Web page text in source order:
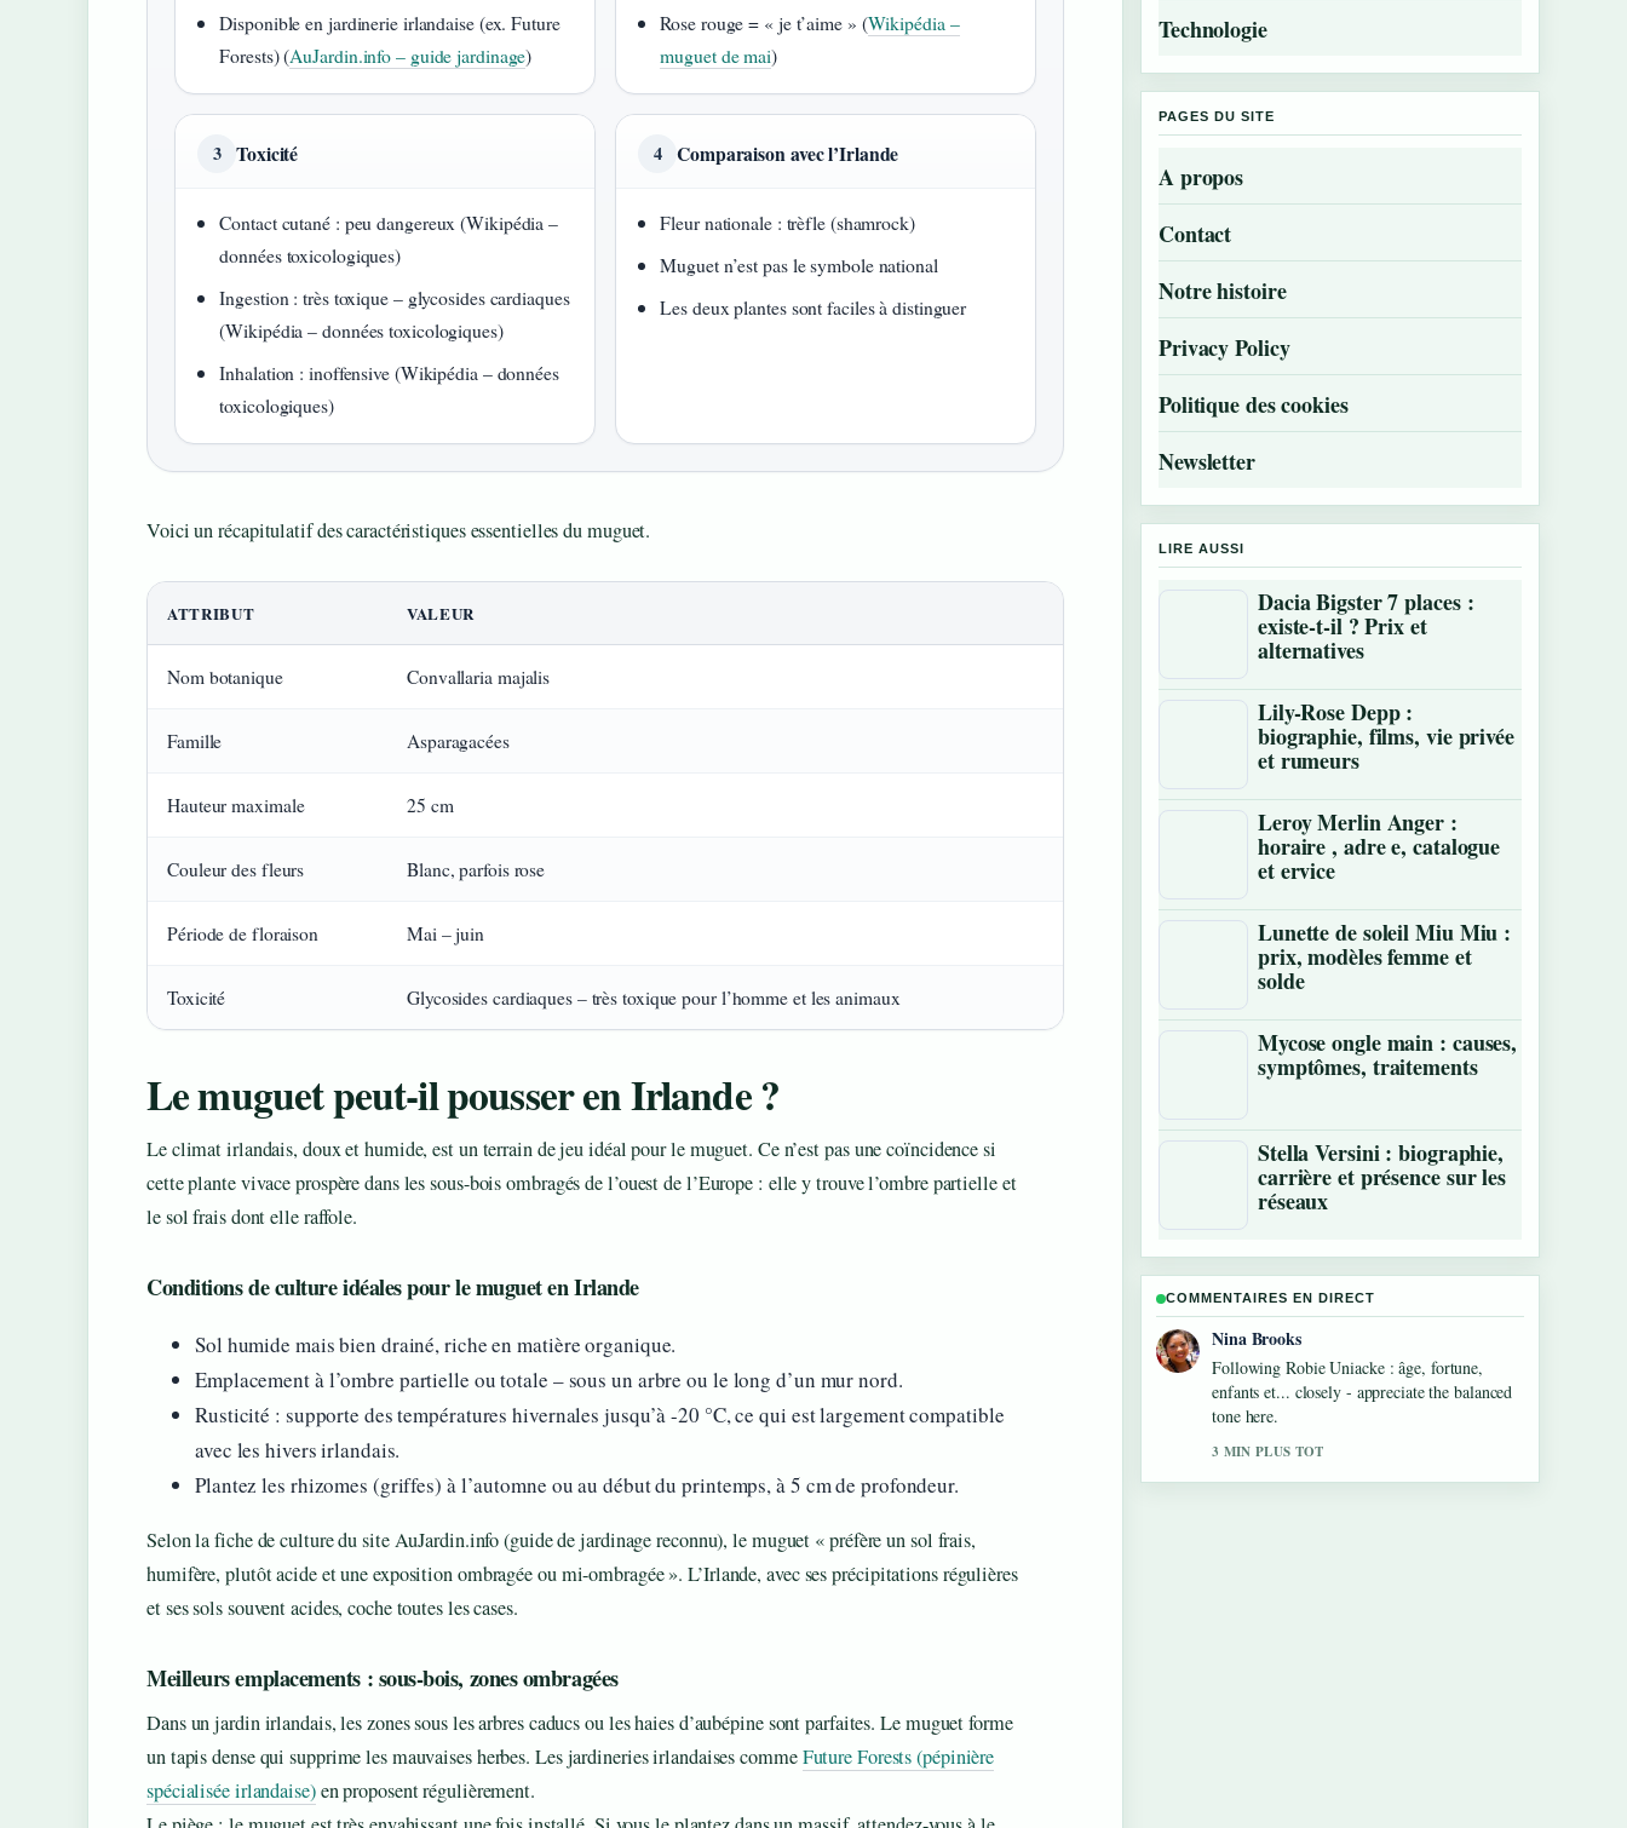
Disponible en jardinerie irlandaise (ex. Future
Forests) (AuJardin.info – guide jardinage)
Rose rouge = « je t’aime » (Wikipédia –
muguet de mai)
3 Toxicité
Contact cutané : peu dangereux (Wikipédia –
données toxicologiques)
Ingestion : très toxique – glycosides cardiaques
(Wikipédia – données toxicologiques)
Inhalation : inoffensive (Wikipédia – données
toxicologiques)
4 Comparaison avec l’Irlande
Fleur nationale : trèfle (shamrock)
Muguet n’est pas le symbole national
Les deux plantes sont faciles à distinguer
Voici un récapitulatif des caractéristiques essentielles du muguet.
du
(Convallaria
ATTRIBUT VALEUR
Nom botanique Convallaria majalis
Famille Asparagacées
Hauteur maximale 25 cm
Couleur des fleurs Blanc, parfois rose
Période de floraison Mai – juin
Toxicité Glycosides cardiaques – très toxique pour l’homme et les animaux
Le muguet peut-il pousser en Irlande ?
Le climat irlandais, doux et humide, est un terrain de jeu idéal pour le muguet. Ce n’est pas une coïncidence si
cette plante vivace prospère dans les sous-bois ombragés de l’ouest de l’Europe : elle y trouve l’ombre partielle et
le sol frais dont elle raffole.
Conditions de culture idéales pour le muguet en Irlande
Sol humide mais bien drainé, riche en matière organique.
Emplacement à l’ombre partielle ou totale – sous un arbre ou le long d’un mur nord.
Rusticité : supporte des températures hivernales jusqu’à -20 °C, ce qui est largement compatible
avec les hivers irlandais.
Plantez les rhizomes (griffes) à l’automne ou au début du printemps, à 5 cm de profondeur.
Selon la fiche de culture du site AuJardin.info (guide de jardinage reconnu), le muguet « préfère un sol frais,
humifère, plutôt acide et une exposition ombragée ou mi-ombragée ». L’Irlande, avec ses précipitations régulières
et ses sols souvent acides, coche toutes les cases.
Meilleurs emplacements : sous-bois, zones ombragées
Dans un jardin irlandais, les zones sous les arbres caducs ou les haies d’aubépine sont parfaites. Le muguet forme
un tapis dense qui supprime les mauvaises herbes. Les jardineries irlandaises commeFuture Forests (pépinière
spécialisée irlandaise)en proposent régulièrement.
Technologie
PAGES DU SITE
A propos
Contact
Notre histoire
Privacy Policy
Politique des cookies
Newsletter
LIRE AUSSI
Dacia Bigster 7 places :
existe-t-il ? Prix et
alternatives
Lily-Rose Depp :
biographie, films, vie privée
et rumeurs
Leroy Merlin Anger :
horaire , adre e, catalogue
et ervice
Lunette de soleil Miu Miu :
prix, modèles femme et
solde
Mycose ongle main : causes,
symptômes, traitements
Stella Versini : biographie,
carrière et présence sur les
réseaux
COMMENTAIRES EN DIRECT
Ren Sato
Useful context on Michael Goldman :
biographie, carrière et vie.... Please keep this
live thread updated.
5 MIN PLUS TOT